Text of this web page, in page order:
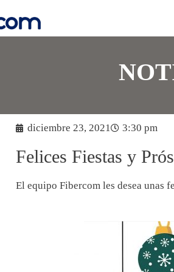
diciembre 23, 2021 3:30 pm
Felices Fiestas y
El equipo Fibercom les desea unas